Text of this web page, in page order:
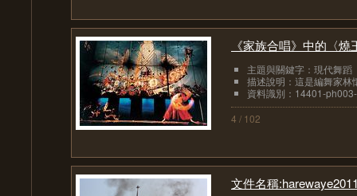
《家族合唱》中的〈燒
主題與關鍵字：現代舞蹈
描述說明：這是編舞家林
資料識別：14401-
4 / 102
文件名稱